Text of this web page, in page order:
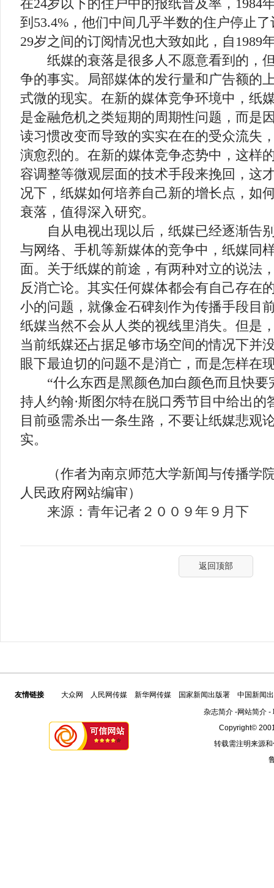
在24岁以下的住户中的报纸普及率，1984
到53.4%，他们中间几乎半数的住户停止
29岁之间的订阅情况也大致如此，自1989
纸媒的衰落是很多人不愿意看到的，
争的事实。局部媒体的发行量和广告额的
式微的现实。在新的媒体竞争环境中，纸
是金融危机之类短期的周期性问题，而是
读习惯改变而导致的实实在在的受众流失
演愈烈的。在新的媒体竞争态势中，这样
容调整等微观层面的技术手段来挽回，这
况下，纸媒如何培养自己新的增长点，如
衰落，值得深入研究。
自从电视出现以后，纸媒已经逐渐告
与网络、手机等新媒体的竞争中，纸媒同
面。关于纸媒的前途，有两种对立的说法
反消亡论。其实任何媒体都会有自己存在
小的问题，就像金石碑刻作为传播手段目
纸媒当然不会从人类的视线里消失。但是
当前纸媒还占据足够市场空间的情况下并
眼下最迫切的问题不是消亡，而是怎样在
“什么东西是黑颜色加白颜色而且快要
持人约翰·斯图尔特在脱口秀节目中给出的
目前亟需杀出一条生路，不要让纸媒悲观
实。
（作者为南京师范大学新闻与传播学
人民政府网站编审）
来源：青年记者２００９年９月下
返回顶部
友情链接 大众网 人民网传媒 新华网传媒 国家新闻出版署
中国新闻
杂志简介-网站简介-
Copyright©
转载需注明来源